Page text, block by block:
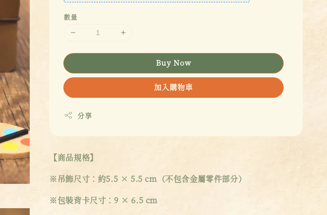
數量
Buy Now
加入購物車
分享
【商品規格】
※吊飾尺寸：約5.5 × 5.5 cm（不包含金屬零件部分）
※包裝背卡尺寸：9 × 6.5 cm